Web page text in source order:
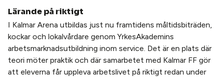
Lärande på riktigt
I Kalmar Arena utbildas just nu framtidens måltidsbiträden,
kockar och lokalvårdare genom YrkesAkademins
arbetsmarknadsutbildning inom service. Det är en plats där
teori möter praktik och där samarbetet med Kalmar FF gör
att eleverna får uppleva arbetslivet på riktigt redan under